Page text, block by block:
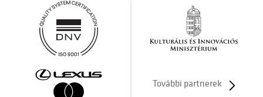
További partnerek